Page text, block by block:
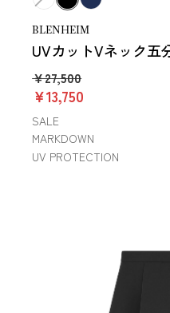
BLENHEIM
UVカットVネック五
￥27,500
￥13,750
SALE
MARKDOWN
UV PROTECTION